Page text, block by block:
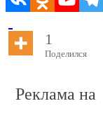
1
Поделился
Реклама на